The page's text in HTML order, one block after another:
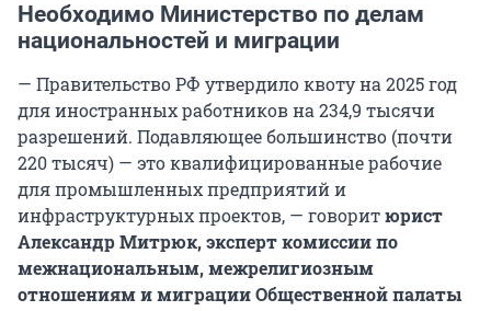
Необходимо Министерство по делам
национальностей и миграции
— Правительство РФ утвердило квоту на 2025 год
для иностранных работников на 234,9 тысячи
разрешений. Подавляющее большинство (почти
220 тысяч) — это квалифицированные рабочие
для промышленных предприятий и
инфраструктурных проектов, — говоритюрист
Александр Митрюк, эксперт комиссии по
межнациональным, межрелигиозным
отношениям и миграции Общественной палаты